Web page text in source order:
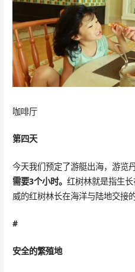
咖啡厅
第四天
今天我们预定了游艇出海，游览
需要3个小时。 红树林就是指生
威的红树林长在海洋与陆地交接的
#
安全的繁殖地